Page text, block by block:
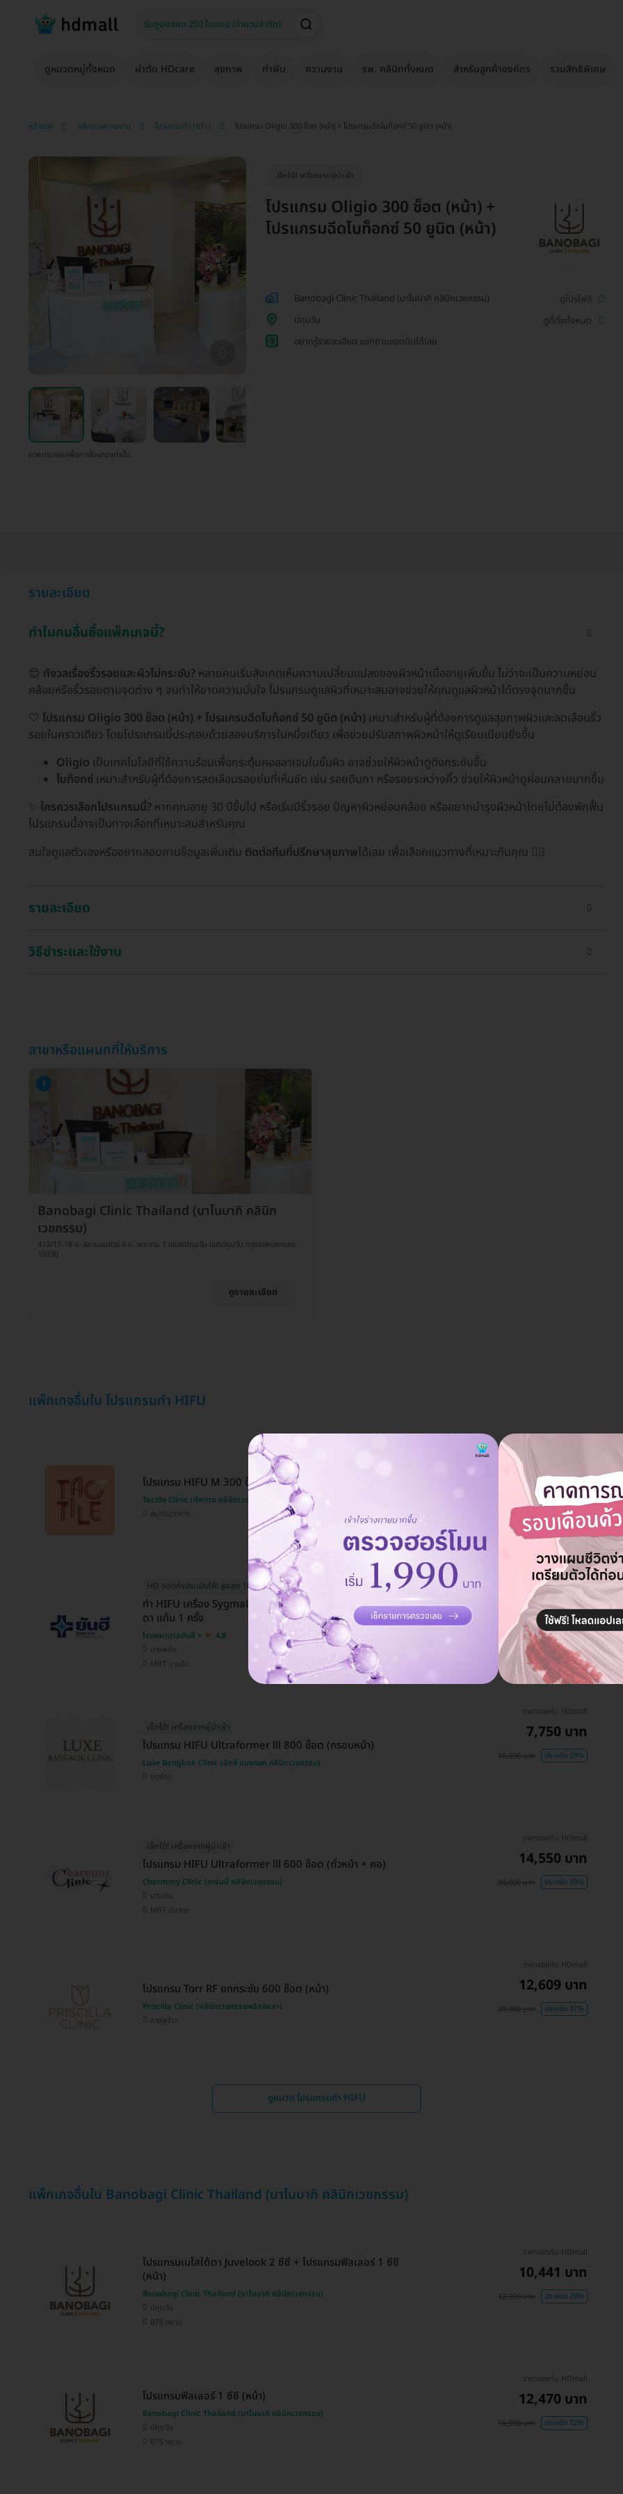
ดูหมวดหมู่ทั้งหมด ผ่าตัด HDcare สุขภาพ ทำฟัน ความงาม รพ. คลินิกทั้งหมด สำหรับลูกค้าองค์กร รวมสิทธิพิเศษ
หน้าแรก แพ็กเกจความงาม โปรแกรมทำ HIFU โปรแกรม Oligio 300 ช็อต (หน้า) + โปรแกรมฉีดโบท็อกซ์ 50 ยูนิต (หน้า)
ภาพประกอบเพื่อการโฆษณาเท่านั้น
เช็กได้! เครื่องจากผู้นำเข้า
โปรแกรม Oligio 300 ช็อต (หน้า) +
โปรแกรมฉีดโบท็อกซ์ 50 ยูนิต (หน้า)
Banobagi Clinic Thailand (บาโนบากิ คลินิกเวชกรรม)
ดูโปรไฟล์
ปทุมวัน
ดูที่ตั้งทั้งหมด
1
อยากรู้รายละเอียด แชทถามแอดมินได้เลย
รายละเอียด
ทำไมคนอื่นซื้อแพ็กเกจนี้?
😊 กังวลเรื่องริ้วรอยและผิวไม่กระชับ? หลายคนเริ่มสังเกตเห็นความเปลี่ยนแปลงของผิวหน้าเมื่ออายุเพิ่มขึ้น ไม่ว่าจะเป็นความหย่อน
คล้อยหรือริ้วรอยตามจุดต่าง ๆ จนทำให้ขาดความมั่นใจ โปรแกรมดูแลผิวที่เหมาะสมอาจช่วยให้คุณดูแลผิวหน้าได้ตรงจุดมากขึ้น
🤍 โปรแกรม Oligio 300 ช็อต (หน้า) + โปรแกรมฉีดโบท็อกซ์ 50 ยูนิต (หน้า) เหมาะสำหรับผู้ที่ต้องการดูแลสุขภาพผิวและลดเลือนริ้ว
รอยในคราวเดียว โดยโปรแกรมนี้ประกอบด้วยสองบริการในหนึ่งเดียว เพื่อช่วยปรับสภาพผิวหน้าให้ดูเรียบเนียนยิ่งขึ้น
Oligio เป็นเทคโนโลยีที่ใช้ความร้อนเพื่อกระตุ้นคอลลาเจนในชั้นผิว อาจช่วยให้ผิวหน้าดูตึงกระชับขึ้น
โบท็อกซ์ เหมาะสำหรับผู้ที่ต้องการลดเลือนรอยย่นที่เห็นชัด เช่น รอยตีนกา หรือรอยระหว่างคิ้ว ช่วยให้ผิวหน้าดูผ่อนคลายมากขึ้น
ใครควรเลือกโปรแกรมนี้? หากคุณอายุ 30 ปีขึ้นไป หรือเริ่มมีริ้วรอย ปัญหาผิวหย่อนคล้อย หรืออยากบำรุงผิวหน้าโดยไม่ต้องพักฟื้น
โปรแกรมนี้อาจเป็นทางเลือกที่เหมาะสมสำหรับคุณ
สนใจดูแลตัวเองหรืออยากสอบถามข้อมูลเพิ่มเติม ติดต่อทีมที่ปรึกษาสุขภาพได้เลย เพื่อเลือกแนวทางที่เหมาะกับคุณ 🧖‍♀️
รายละเอียด
วิธีชำระและใช้งาน
สาขาหรือแผนกที่ให้บริการ
1
Banobagi Clinic Thailand (บาโนบากิ คลินิก
เวชกรรม)
412/17-18 ซ. สยามสแควร์ 6 ถ. พระราม 1 แขวงปทุมวัน เขตปทุมวัน กรุงเทพมหานคร
10330
ดูรายละเอียด
แพ็กเกจอื่นใน โปรแกรมทำ HIFU
โปรแกรม HIFU M 300 ช็อต (หน้า)
Tactile Clinic (ทัคทาย คลินิกเวชกรรม)
สมุทรปราการ
7,750 บาท
9,990 บาท ประหยัด 22%
HD ออกค่าประเมินให้! สูงสุด 1000 บ. จองฟรี! จ่ายทีหลัง
ทำ HIFU เครื่อง SygmaLift ทั่วใบหน้า กระชับบริเวณหน้าผาก รอบ
ตา แก้ม 1 ครั้ง
โรงพยาบาลยันฮี
4.8
บางพลัด
MRT บางอ้อ
ราคาเริ่มต้นที่
28,500 บาท
30,000 บาท ประหยัด 5%
เช็กได้! เครื่องจากผู้นำเข้า
โปรแกรม HIFU Ultraformer lll 800 ช็อต (กรอบหน้า)
Luxe Bangkok Clinic (ลักซ์ แบงคอก คลินิกเวชกรรม)
จตุจักร
ราคาจองกับ HDmall
7,750 บาท
10,990 บาท ประหยัด 29%
เช็กได้! เครื่องจากผู้นำเข้า
โปรแกรม HIFU Ultraformer lll 600 ช็อต (ทั่วหน้า + คอ)
Charmmy Clinic (ชาร์มมี่ คลินิกเวชกรรม)
บางเขน
MRT มัยลาภ
ราคาจองกับ HDmall
14,550 บาท
24,000 บาท ประหยัด 39%
โปรแกรม Torr RF ยกกระชับ 600 ช็อต (หน้า)
Priscilla Clinic (คลินิกเวชกรรมพริสซิลลา)
ลาดพร้าว
ราคาจองกับ HDmall
12,609 บาท
20,000 บาท ประหยัด 37%
ดูหมวด โปรแกรมทำ HIFU
แพ็กเกจอื่นใน Banobagi Clinic Thailand (บาโนบากิ คลินิกเวชกรรม)
โปรแกรมเมโสใต้ตา Juvelook 2 ซีซี + โปรแกรมฟิลเลอร์ 1 ซีซี
(หน้า)
Banobagi Clinic Thailand (บาโนบากิ คลินิกเวชกรรม)
ปทุมวัน
BTS สยาม
ราคาจองกับ HDmall
10,441 บาท
12,990 บาท ประหยัด 20%
โปรแกรมฟิลเลอร์ 1 ซีซี (หน้า)
Banobagi Clinic Thailand (บาโนบากิ คลินิกเวชกรรม)
ปทุมวัน
BTS สยาม
ราคาจองกับ HDmall
12,470 บาท
15,990 บาท ประหยัด 22%